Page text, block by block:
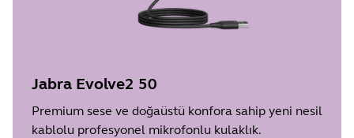
Jabra Evolve2 50
Premium sese ve doğaüstü konfora sahip yeni nesil
kablolu profesyonel mikrofonlu kulaklık.